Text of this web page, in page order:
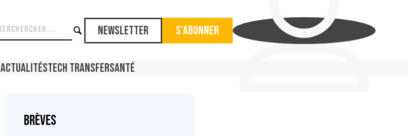
Newsletter S'abonner
ActualitésTech TransferSanté
Brèves